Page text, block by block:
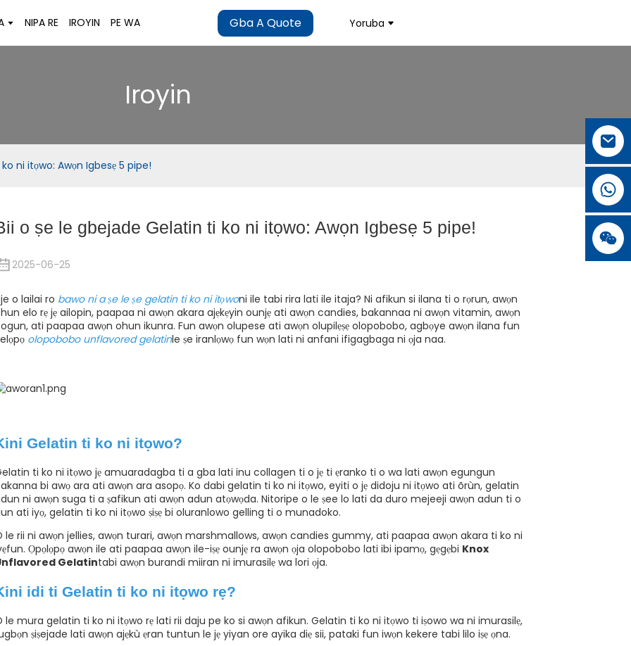
NIPA RE IROYIN PE WA Gba A Quote Yoruba
Iroyin
ni itọwo: Awọn Igbesẹ 5 pipe!
o ṣe le gbejade Gelatin ti ko ni itọwo: Awọn Igbesẹ 5 pipe!
2025-06-25
o lailai ro bawo ni a ṣe le ṣe gelatin ti ko ni itọwoni ile tabi rira lati ile itaja? Ni afikun si ilana ti o rọrun, awọn
elo rẹ jẹ ailopin, paapaa ni awọn akara ajẹkẹyin ounjẹ ati awọn candies, bakannaa ni awọn vitamin, awọn
ati paapaa awọn ohun ikunra. Fun awọn olupese ati awọn olupilẹṣẹ olopobobo, agbọye awọn ilana fun
olopobobo unflavored gelatinle ṣe iranlọwọ fun wọn lati ni anfani ifigagbaga ni ọja naa.
Gelatin ti ko ni itọwo?
ti ko ni itọwo jẹ amuaradagba ti a gba lati inu collagen ti o jẹ ti ẹranko ti o wa lati awọn egungun
bi awọ ara ati awọn ara asopọ. Ko dabi gelatin ti ko ni itọwo, eyiti o jẹ didoju ni itọwo ati õrùn, gelatin
ni awọn suga ti a ṣafikun ati awọn adun atọwọda. Nitoripe o le ṣee lo lati da duro mejeeji awọn adun ti o
ati iyọ, gelatin ti ko ni itọwo ṣiṣẹ bi oluranlowo gelling ti o munadoko.
le rii ni awọn jellies, awọn turari, awọn marshmallows, awọn candies gummy, ati paapaa awọn akara ti ko ni
Ọpọlọpọ awọn ile ati paapaa awọn ile-iṣẹ ounjẹ ra awọn ọja olopobobo lati ibi ipamọ, gẹgẹbi Knox
Gelatintabi awọn burandi miiran ni imurasilẹ wa lori ọja.
idi ti Gelatin ti ko ni itọwo rẹ?
le mura gelatin ti ko ni itọwo rẹ lati rii daju pe ko si awọn afikun. Gelatin ti ko ni itọwo ti iṣowo wa ni imurasilẹ,
ṣiṣejade lati awọn ajẹkù ẹran tuntun le jẹ yiyan ore ayika diẹ sii, pataki fun iwọn kekere tabi lilo iṣẹ ọna.